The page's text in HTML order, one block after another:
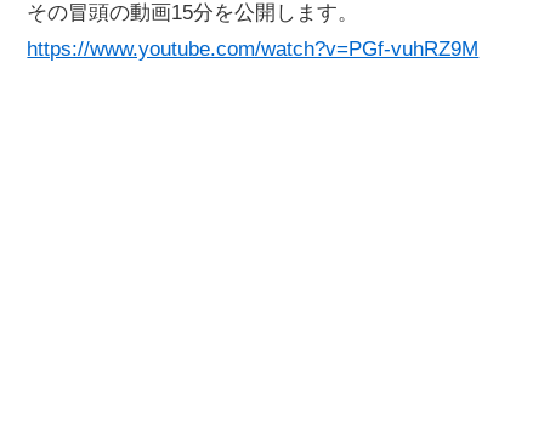
その冒頭の動画15分を公開します。
https://www.youtube.com/watch?v=PGf-vuhRZ9M